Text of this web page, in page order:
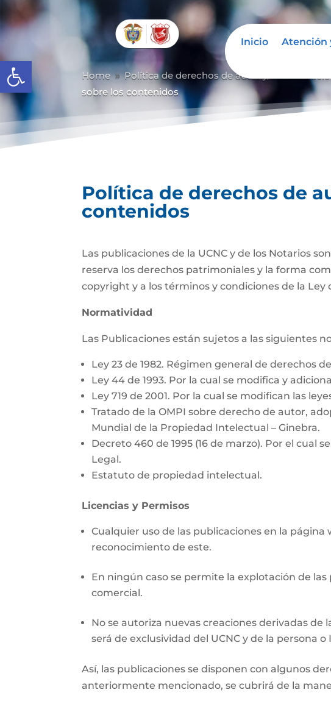
Abrir barra de herramientas
Inicio Atención
Home 9 Política de derechos de autor y/
sobre los contenidos
Política de derechos de
contenidos
Las publicaciones de la UCNC y de los Notarios
reserva los derechos patrimoniales y la forma
copyright y a los términos y condiciones de la
Normatividad
Las Publicaciones están sujetos a las siguientes
Ley 23 de 1982. Régimen general de derechos
Ley 44 de 1993. Por la cual se modifica y
Ley 719 de 2001. Por la cual se modifican las
Tratado de la OMPI sobre derecho de autor,
Mundial de la Propiedad Intelectual – Ginebra.
Decreto 460 de 1995 (16 de marzo). Por el cual
Legal.
Estatuto de propiedad intelectual.
Licencias y Permisos
Cualquier uso de las publicaciones en la
reconocimiento de este.
En ningún caso se permite la explotación de
comercial.
No se autoriza nuevas creaciones derivadas
será de exclusividad del UCNC y de la persona
Así, las publicaciones se disponen con algunos
anteriormente mencionado, se cubrirá de la